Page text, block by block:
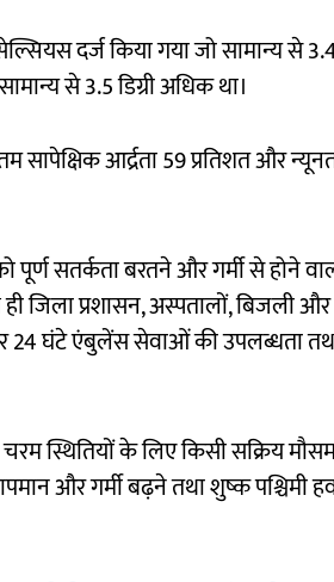
दर्ज किया गया जो सामान्य से
से 3.5 डिग्री अधिक था।
आर्द्रता 59 प्रतिशत और न्यूनतम
पूर्ण सतर्कता बरतने और गर्मी से होने
जिला प्रशासन, अस्पतालों, बिजली
24 घंटे एंबुलेंस सेवाओं की उपलब्धता
स्थितियों के लिए किसी सक्रिय
और गर्मी बढ़ने तथा शुष्क पश्चिमी